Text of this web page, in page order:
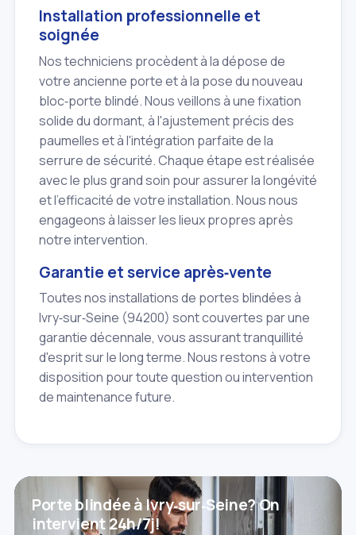
Installation professionnelle et
soignée
Nos techniciens procèdent à la dépose de
votre ancienne porte et à la pose du nouveau
bloc‑porte blindé. Nous veillons à une fixation
solide du dormant, à l'ajustement précis des
paumelles et à l'intégration parfaite de la
serrure de sécurité. Chaque étape est réalisée
avec le plus grand soin pour assurer la longévité
et l'efficacité de votre installation. Nous nous
engageons à laisser les lieux propres après
notre intervention.
Garantie et service après‑vente
Toutes nos installations de portes blindées à
Ivry‑sur‑Seine (94200) sont couvertes par une
garantie décennale, vous assurant tranquillité
d'esprit sur le long terme. Nous restons à votre
disposition pour toute question ou intervention
de maintenance future.
Porte blindée à Ivry‑sur‑Seine? On
intervient 24h/7j!